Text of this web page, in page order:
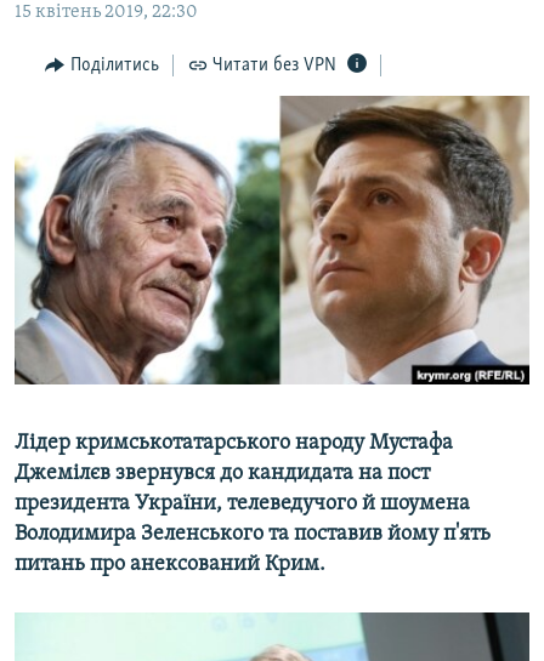
навігації
Перейти
БЛОГИ
ПОГЛЯД
ВСЕ ЗА ДЕНЬ
СПЕЦПРОЕКТИ
ДЕПОРТАЦІЯ
ВІДЕОУРОКИ «ELIFBE»
СВІДЧЕННЯ ОКУПАЦІЇ
УКРАЇНСЬКА ПРОБЛЕМА КРИМУ
ЯК ОБІЙТИ БЛОКУВАННЯ
Русский
Qırımtatar
Усі сайти RFE/RL
15 квітень 2019, 22:30
Поділитись Читати без VPN
Лідер кримськотатарського народу Мустафа
Джемілєв звернувся до кандидата на пост
президента України, телеведучого й шоумена
Володимира Зеленського та поставив йому п'ять
питань про анексований Крим.